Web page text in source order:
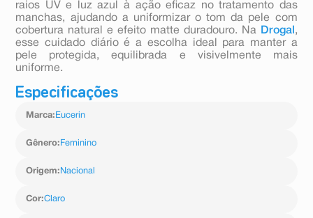
raios UV e luz azul à ação eficaz no tratamento das
manchas, ajudando a uniformizar o tom da pele com
cobertura natural e efeito matte duradouro. Na
Drogal ,
esse cuidado diário é a escolha ideal para manter a
pele protegida, equilibrada e visivelmente mais
uniforme.
Especificações
Marca: Eucerin
Gênero: Feminino
Origem: Nacional
Cor:Claro